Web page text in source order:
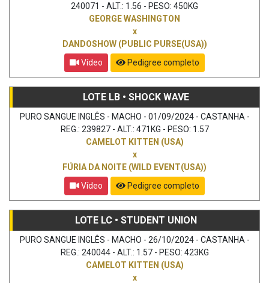
240071 - ALT.: 1.56 - PESO: 450KG
GEORGE WASHINGTON
x
DANDOSHOW (PUBLIC PURSE(USA))
Vídeo
Pedigree completo
LOTE LB • SHOCK WAVE
PURO SANGUE INGLÊS - MACHO - 01/09/2024 - CASTANHA -
REG.: 239827 - ALT.: 471KG - PESO: 1.57
CAMELOT KITTEN (USA)
x
FÚRIA DA NOITE (WILD EVENT(USA))
Vídeo
Pedigree completo
LOTE LC • STUDENT UNION
PURO SANGUE INGLÊS - MACHO - 26/10/2024 - CASTANHA -
REG.: 240044 - ALT.: 1.57 - PESO: 423KG
CAMELOT KITTEN (USA)
x